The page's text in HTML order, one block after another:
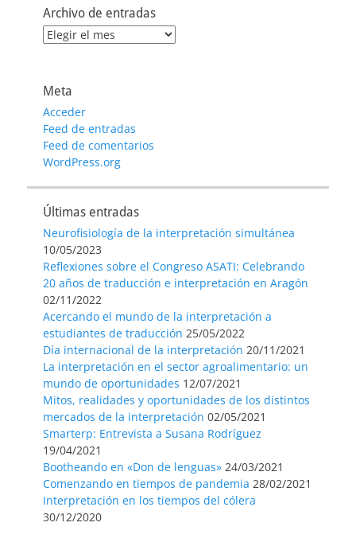
Archivo de entradas
Archivo
Meta
Acceder
Feed de entradas
Feed de comentarios
WordPress.org
Últimas entradas
Neurofisiología de la interpretación simultánea
10/05/2023
Reflexiones sobre el Congreso ASATI: Celebrando
20 años de traducción e interpretación en Aragón
02/11/2022
Acercando el mundo de la interpretación a
estudiantes de traducción 25/05/2022
Día internacional de la interpretación 20/11/2021
La interpretación en el sector agroalimentario: un
mundo de oportunidades 12/07/2021
Mitos, realidades y oportunidades de los distintos
mercados de la interpretación 02/05/2021
Smarterp: Entrevista a Susana Rodríguez
19/04/2021
Bootheando en «Don de lenguas» 24/03/2021
Comenzando en tiempos de pandemia 28/02/2021
Interpretación en los tiempos del cólera
30/12/2020